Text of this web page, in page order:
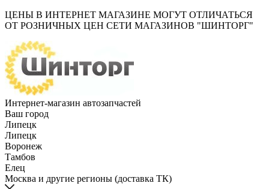
ЦЕНЫ В ИНТЕРНЕТ МАГАЗИНЕ МОГУТ ОТЛИЧАТЬСЯ
ОТ РОЗНИЧНЫХ ЦЕН СЕТИ МАГАЗИНОВ "ШИНТОРГ"
Интернет-магазин автозапчастей
Ваш город
Липецк
Липецк
Воронеж
Тамбов
Елец
Москва и другие регионы (доставка ТК)